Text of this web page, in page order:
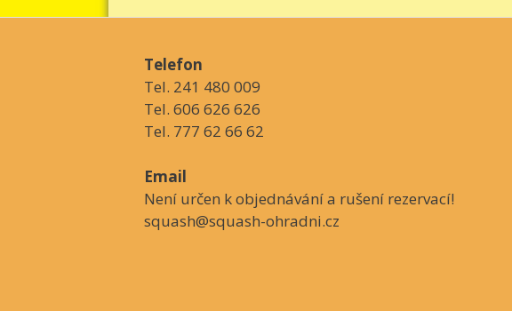
Telefon
Tel. 241 480 009
Tel. 606 626 626
Tel. 777 62 66 62
Email
Není určen k objednávání a rušení rezervací!
squash@squash-ohradni.cz